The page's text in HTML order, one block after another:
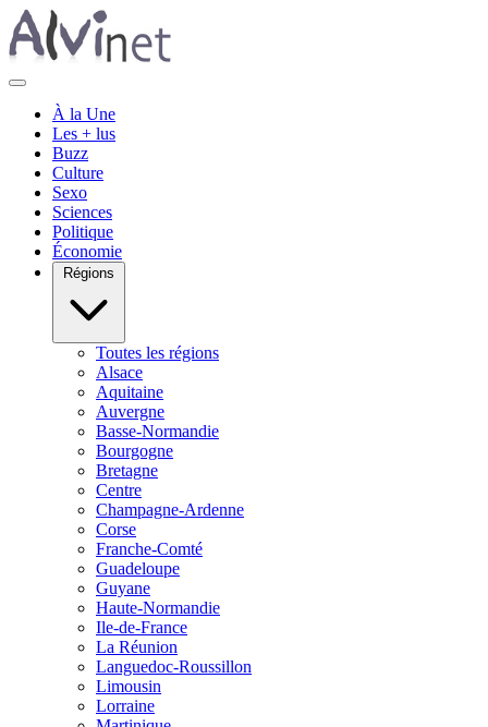
À la Une
Les + lus
Buzz
Culture
Sexo
Sciences
Politique
Économie
Régions
Toutes les régions
Alsace
Aquitaine
Auvergne
Basse-Normandie
Bourgogne
Bretagne
Centre
Champagne-Ardenne
Corse
Franche-Comté
Guadeloupe
Guyane
Haute-Normandie
Ile-de-France
La Réunion
Languedoc-Roussillon
Limousin
Lorraine